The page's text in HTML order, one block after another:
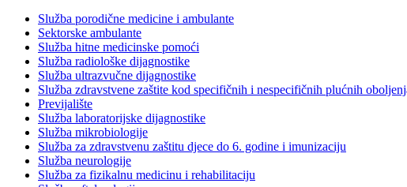
Služba porodične medicine i ambulante
Sektorske ambulante
Služba hitne medicinske pomoći
Služba radiološke dijagnostike
Služba ultrazvučne dijagnostike
Služba zdravstvene zaštite kod specifičnih i nespecifičnih plućnih
Previjalište
Služba laboratorijske dijagnostike
Služba mikrobiologije
Služba za zdravstvenu zaštitu djece do 6. godine i imunizaciju
Služba neurologije
Služba za fizikalnu medicinu i rehabilitaciju